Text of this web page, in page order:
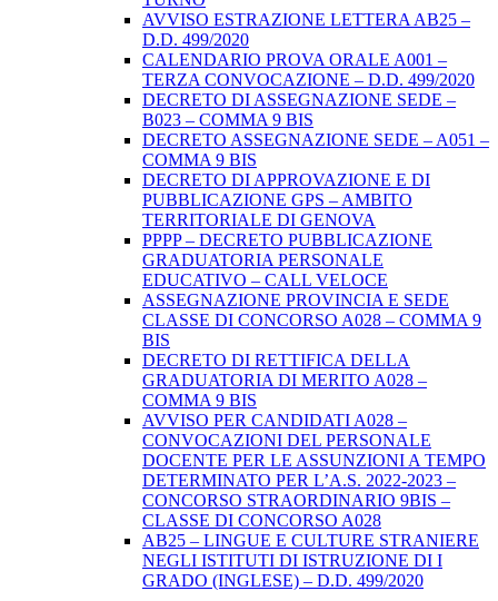
AVVISO ESTRAZIONE LETTERA AB25 –
D.D. 499/2020
CALENDARIO PROVA ORALE A001 –
TERZA CONVOCAZIONE – D.D. 499/2020
DECRETO DI ASSEGNAZIONE SEDE –
B023 – COMMA 9 BIS
DECRETO ASSEGNAZIONE SEDE – A051 –
COMMA 9 BIS
DECRETO DI APPROVAZIONE E DI
PUBBLICAZIONE GPS – AMBITO
TERRITORIALE DI GENOVA
PPPP – DECRETO PUBBLICAZIONE
GRADUATORIA PERSONALE
EDUCATIVO – CALL VELOCE
ASSEGNAZIONE PROVINCIA E SEDE
CLASSE DI CONCORSO A028 – COMMA 9
BIS
DECRETO DI RETTIFICA DELLA
GRADUATORIA DI MERITO A028 –
COMMA 9 BIS
AVVISO PER CANDIDATI A028 –
CONVOCAZIONI DEL PERSONALE
DOCENTE PER LE ASSUNZIONI A TEMPO
DETERMINATO PER L’A.S. 2022-2023 –
CONCORSO STRAORDINARIO 9BIS –
CLASSE DI CONCORSO A028
AB25 – LINGUE E CULTURE STRANIERE
NEGLI ISTITUTI DI ISTRUZIONE DI I
GRADO (INGLESE) – D.D. 499/2020